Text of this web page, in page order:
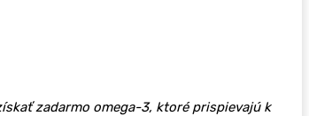
zadarmo omega-3, ktoré prispievajú k